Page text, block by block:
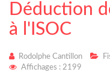
Déduction
à l'ISOC
Rodolphe Cantillon
Affichages : 2199